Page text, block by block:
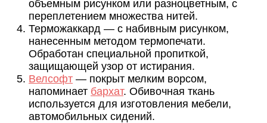
объемным рисунком или разноцветным, с
переплетением множества нитей.
Терможаккард — с набивным рисунком,
нанесенным методом термопечати.
Обработан специальной пропиткой,
защищающей узор от истирания.
Велсофт — покрыт мелким ворсом,
напоминает бархат. Обивочная ткань
используется для изготовления мебели,
автомобильных сидений.